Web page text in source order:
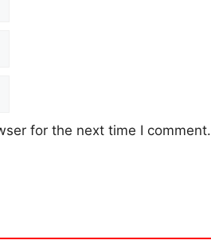
for the next time I comment.